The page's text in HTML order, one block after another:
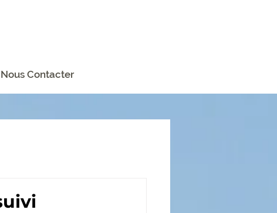
Nous Contacter